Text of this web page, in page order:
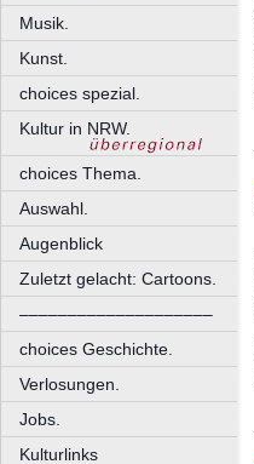
Musik.
Kunst.
choices spezial.
Kultur in NRW.
choices Thema.
Auswahl.
Augenblick
Zuletzt gelacht: Cartoons.
––––––––––––––––––––
choices Geschichte.
Verlosungen.
Jobs.
Kulturlinks